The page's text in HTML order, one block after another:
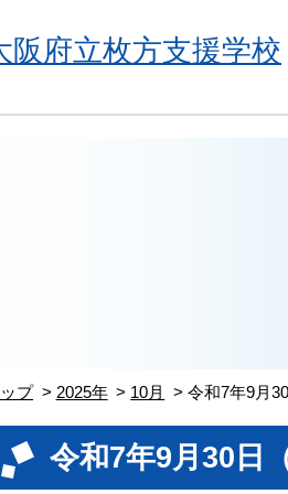
阪府立枚方支援学校
ップ 2025年 10月 令和7年9月
令和7年9月30日